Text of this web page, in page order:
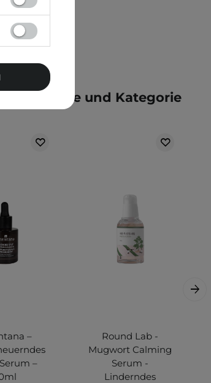
Marke und Kategorie
–
–
Round Lab -
Mugwort Calming
Serum -
Linderndes